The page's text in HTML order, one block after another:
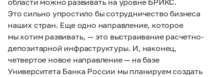
Это сильно упростило бы сотрудничество бизнеса
наших стран. Еще одно направление, которое
мы хотим развивать, — это выстраивание расчетно-
депозитарной инфраструктуры. И, наконец,
четвертое новое направление — на базе
Университета Банка России мы планируем создать